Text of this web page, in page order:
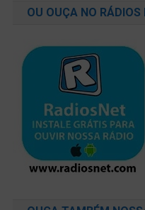
OU OUÇA NO RÁDIOS